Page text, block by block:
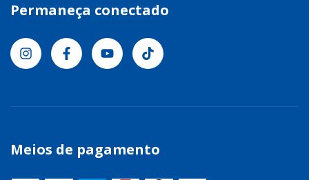
Permaneça conectado
Meios de pagamento